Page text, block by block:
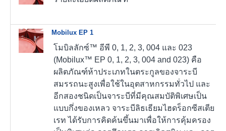
Mobilux EP 1
โมบิลลักซ์™ อีพี 0, 1, 2, 3, 004 และ 023
(Mobilux™ EP 0, 1, 2, 3, 004 and 023) คือ
ผลิตภัณฑ์ห้าประเภทในตระกูลของจาระบี
สมรรถนะสูงเพื่อใช้ในอุตสาหกรรมทั่วไป และ
อีกสองชนิดเป็นจาระบีที่มีคุณสมบัติพิเศษเป็น
แบบกึ่งของเหลว จาระบีลิธเธียมไฮดร็อกซีสเตีย
เรท ได้รับการคิดค้นขึ้นมาเพื่อให้การคุ้มครอง